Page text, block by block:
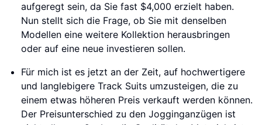
aufgeregt sein, da Sie fast $4,000 erzielt haben.
Nun stellt sich die Frage, ob Sie mit denselben
Modellen eine weitere Kollektion herausbringen
oder auf eine neue investieren sollen.
Für mich ist es jetzt an der Zeit, auf hochwertigere
und langlebigere Track Suits umzusteigen, die zu
einem etwas höheren Preis verkauft werden können.
Der Preisunterschied zu den Jogginganzügen ist